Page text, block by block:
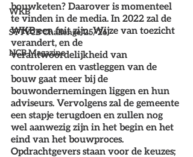
WKB
SYTYCB Challenge '25/'26
NCB Magazine
bouwketen? Daarover is momenteel
te vinden in de media. In 2022 zal de
WKB een feit zijn. Wijze van toezicht
verandert, en de
verantwoordelijkheid van
controleren en vastleggen van de
bouw gaat meer bij de
bouwondernemingen liggen en hun
adviseurs. Vervolgens zal de gemeente
een stapje terugdoen en zullen nog
wel aanwezig zijn in het begin en het
eind van het bouwproces.
Opdrachtgevers staan voor de keuzes;